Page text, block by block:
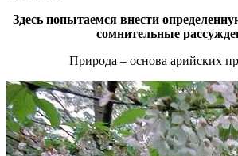
Здесь попытаемся внести
сомнительные
Природа – основа арийских